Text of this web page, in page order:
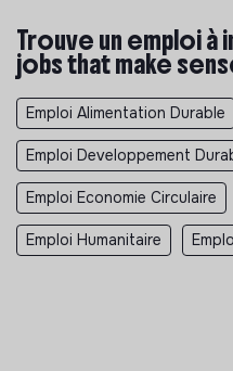
Trouve un emploi
jobs that make
Emploi Alimentation Durable
Emploi Developpement
Emploi Economie Circulaire
Emploi Humanitaire